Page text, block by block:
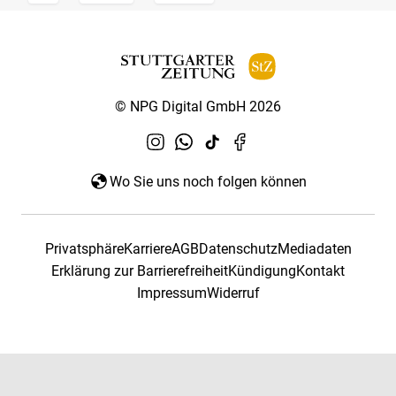
© NPG Digital GmbH 2026
Wo Sie uns noch folgen können
PrivatsphäreKarriereAGBDatenschutzMediadaten
Erklärung zur BarrierefreiheitKündigungKontakt
ImpressumWiderruf